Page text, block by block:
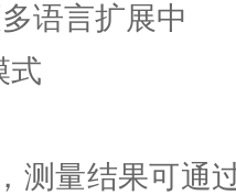
语言扩展中
式
测量结果可通